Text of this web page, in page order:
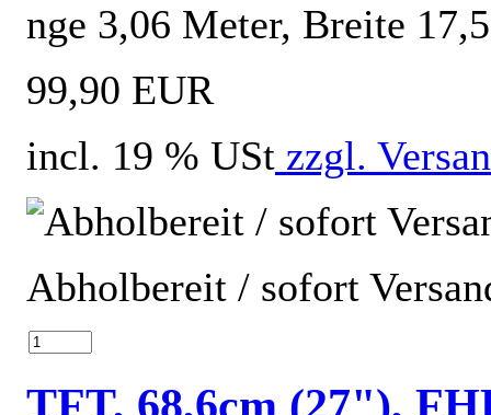
nge 3,06 Meter, Breite
99,90 EUR
incl. 19 % USt zzgl.
Abholbereit / sofort
TFT, 68,6cm (27"),